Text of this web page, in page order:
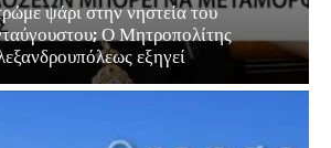
ψάρι στην νηστεία του
Ο Μητροπολίτης
εξηγεί